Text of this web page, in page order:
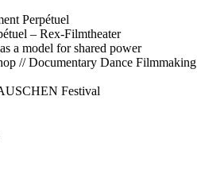
Perpétuel
– Rex-Filmtheater
a model for shared power
// Documentary Dance Filmmaking
Festival